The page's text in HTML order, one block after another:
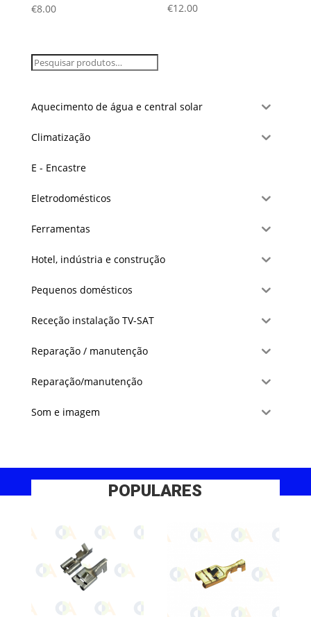
€8.00
€12.00
Aquecimento de água e central solar
Climatização
E - Encastre
Eletrodomésticos
Ferramentas
Hotel, indústria e construção
Pequenos domésticos
Receção instalação TV-SAT
Reparação / manutenção
Reparação/manutenção
Som e imagem
POPULARES